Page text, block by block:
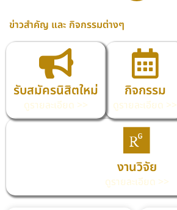
ข่าวสำคัญ และ กิจกรรมต่างๆ
รับสมัครนิสิตใหม่
ดูรายละเอียด >>
กิจกรรม
ดูรายละเอียด >>
งานวิจัย
ดูรายละเอียด >>